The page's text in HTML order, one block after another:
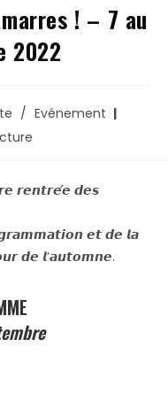
! – 7 au
2022
/ Evénement
𝙧𝙚𝙣𝙩𝙧𝙚́𝙚 𝙙𝙚𝙨
𝙚𝙩 𝙙𝙚 𝙡𝙖
𝙙𝙚 𝙡’𝙖𝙪𝙩𝙤𝙢𝙣𝙚.